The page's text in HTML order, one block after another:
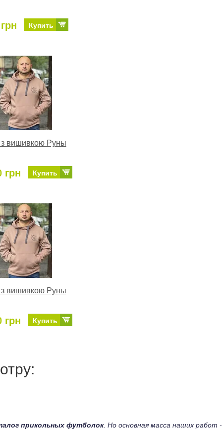
Купить
з вишивкою Руны
грн Купить
з вишивкою Руны
грн Купить
прикольных футболок. Но основная масса наших работ -